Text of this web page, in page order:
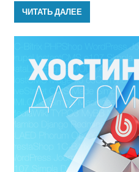
ЧИТАТЬ ДАЛЕЕ